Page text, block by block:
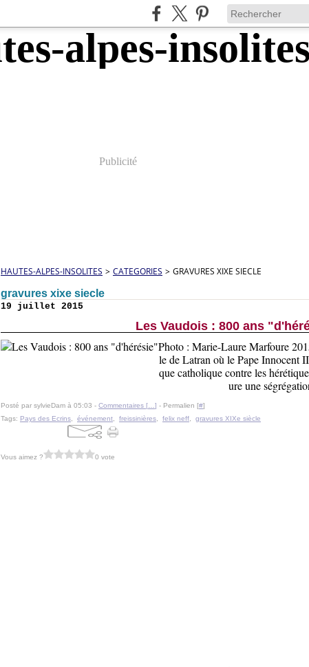
Publicité
HAUTES-ALPES-INSOLITES > CATEGORIES > GRAVURES XIXE SIECLE
gravures xixe siecle
19 juillet 2015
Les Vaudois : 800 ans
Photo : Marie-Laure Marfoure
le de Latran où le Pape Innocent
que catholique contre les
ure une
Posté par sylvieDam à 05:03 - Commentaires [ ] - Permalien [#]
Tags: Pays des Ecrins événement freissinières felix neff gravures XIXe siècle
Vous aimez ? 0 vote